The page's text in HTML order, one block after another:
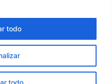
todo
todo
por MJ Web